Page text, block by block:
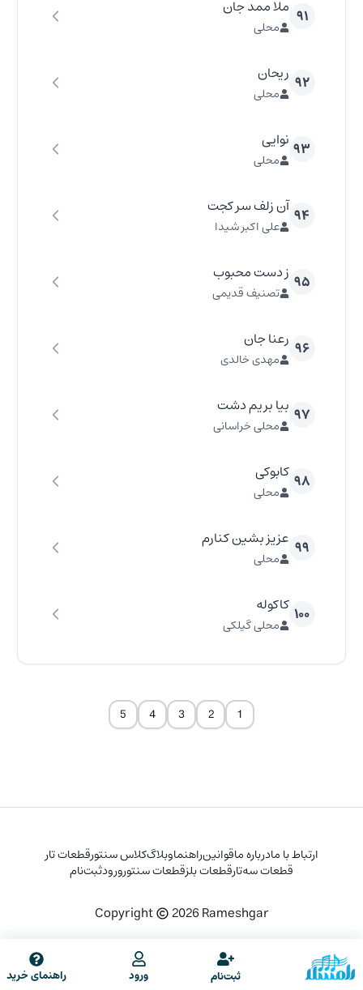
۹۱ ملا ممد جان
محلی
۹۲ ریحان
محلی
۹۳ نوایی
محلی
۹۴ آن زلف سر کجت
علی اکبر شیدا
۹۵ ز دست محبوب
تصنیف قدیمی
۹۶ رعنا جان
مهدی خالدی
۹۷ بیا بریم دشت
محلی خراسانی
۹۸ کابوکی
محلی
۹۹ عزیز بشین کنارم
محلی
۱۰۰ کاکوله
محلی گیلکی
1
2
3
4
5
ارتباط با مادرباره ماقوانینراهنماوبلاگکلاس سنتورقطعات تار
قطعات سه‌تارقطعات بلزقطعات سنتورورودثبت‌نام
Copyright 2026Rameshgar
ثبت‌نام ورود راهنمای خرید